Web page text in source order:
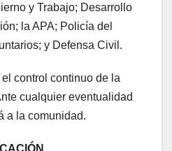
y Trabajo; Desarrollo
la APA; Policía del
y Defensa Civil.
control continuo de la
cualquier eventualidad
a la comunidad.